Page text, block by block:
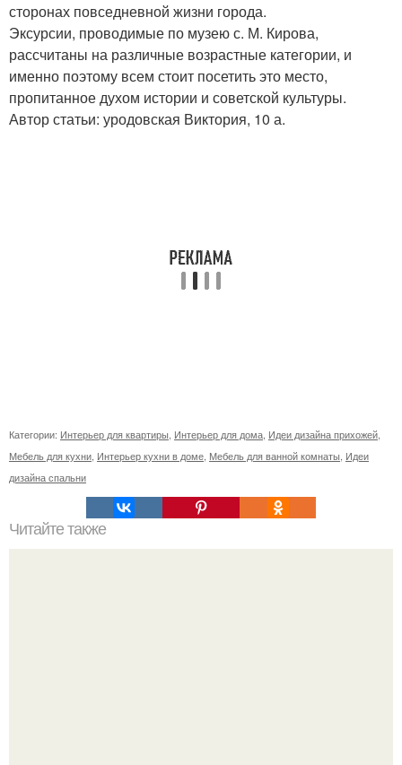
сторонах повседневной жизни города.
Эксурсии, проводимые по музею с. М. Кирова,
рассчитаны на различные возрастные категории, и
именно поэтому всем стоит посетить это место,
пропитанное духом истории и советской культуры.
Автор статьи: уродовская Виктория, 10 а.
Категории: Интерьер для квартиры Интерьер для дома Идеи дизайна прихожей
Мебель для кухни Интерьер кухни в доме Мебель для ванной комнаты Идеи
дизайна спальни
Читайте также